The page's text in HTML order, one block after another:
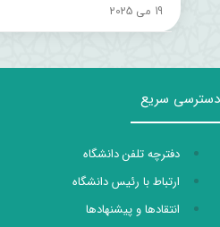
19 می 2025
دسترسی سریع
دفترچه تلفن دانشگاه
ارتباط با رئیس دانشگاه
انتقادها و پیشنهادها